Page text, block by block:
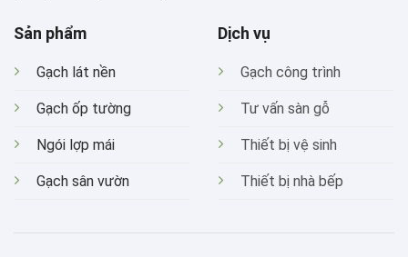
Sản phẩm
Gạch lát nền
Gạch ốp tường
Ngói lợp mái
Gạch sân vườn
Dịch vụ
Gạch công trình
Tư vấn sàn gỗ
Thiết bị vệ sinh
Thiết bị nhà bếp